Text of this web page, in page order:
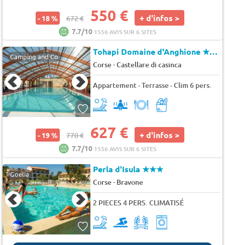
- 18 % 672 € 550 € + d'infos >
7.7/10 1556 AVIS SUR 6 SITES
Camping and Co Tohapi Domaine d'Anghione★★★
Corse-Castellare di casinca
Appartement - Terrasse - Clim 6 pers.
- 19 % 770 € 627 € + d'infos >
7.7/10 1556 AVIS SUR 6 SITES
Goelia Perla d'Isula★★★
Corse- Bravone
2 PIECES 4 PERS. CLIMATISÉ